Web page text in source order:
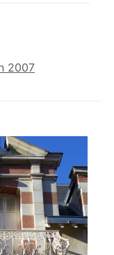
2007